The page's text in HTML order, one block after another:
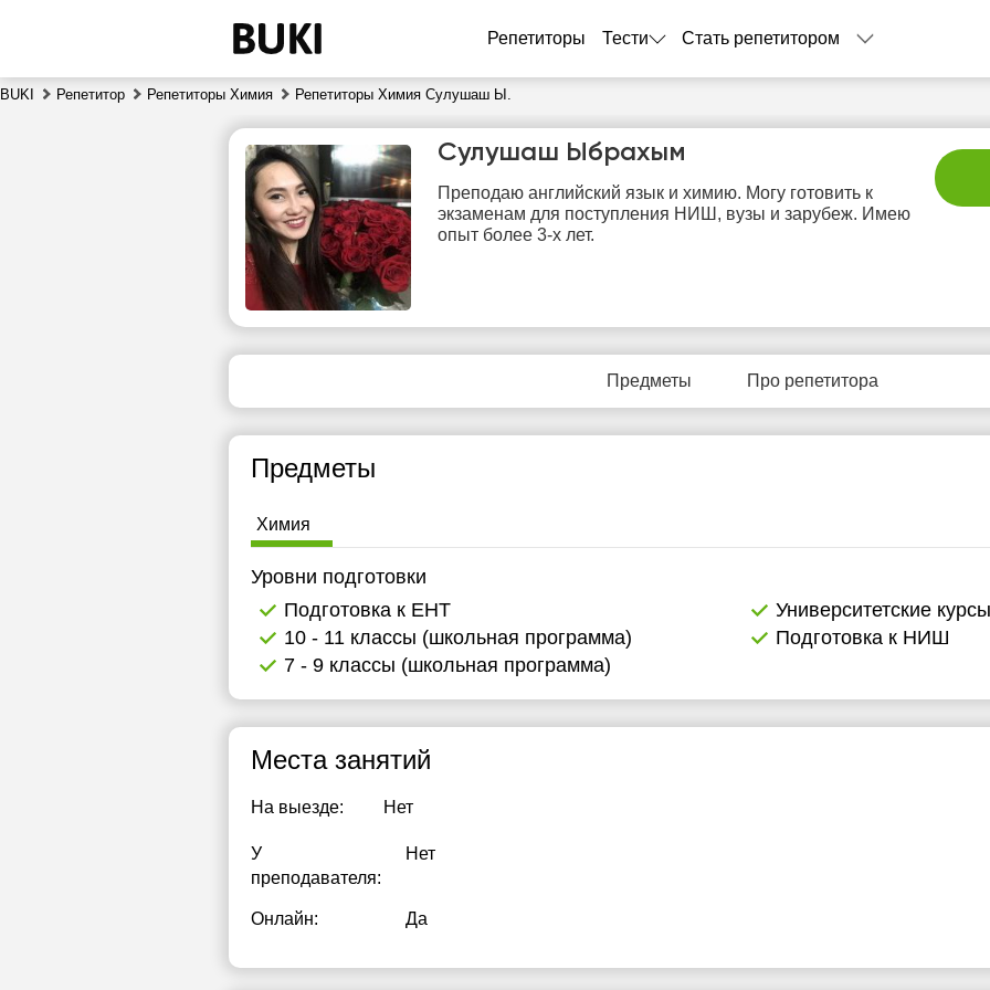
Репетиторы Тести Стать репетитором
BUKI Репетитор Репетиторы Химия Репетиторы Химия Сулушаш Ы.
Сулушаш Ыбрахым
Преподаю английский язык и химию. Могу готовить к
экзаменам для поступления НИШ, вузы и зарубеж. Имею
опыт более 3-х лет.
Предметы Про репетитора
Предметы
Химия
Уровни подготовки
Подготовка к ЕНТ
Университетские курсы
10 - 11 классы (школьная программа)
Подготовка к НИШ
7 - 9 классы (школьная программа)
Места занятий
На выезде: Нет
У
преподавателя:
Нет
Онлайн: Да
пт
7
8
9
10
11
15:30
16:00
свободных
Нет
свободных
Нет
свободных
Нет
свободных